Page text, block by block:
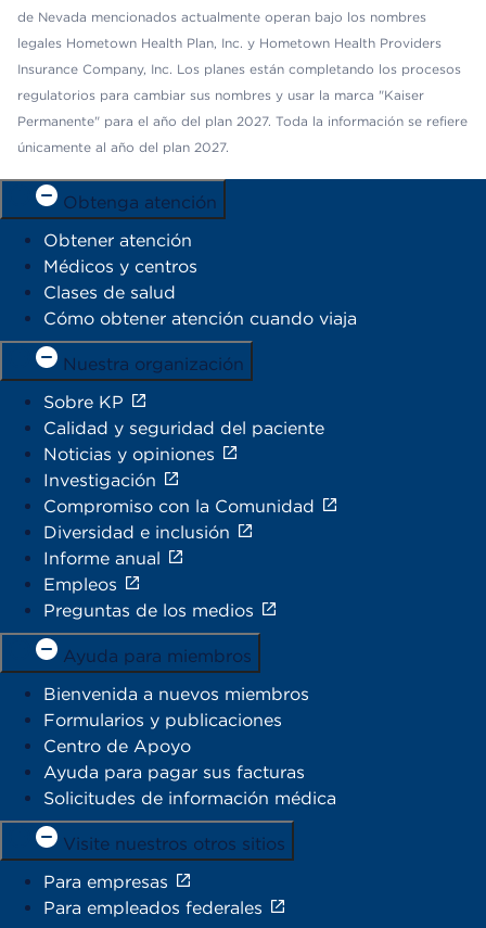
de Nevada mencionados actualmente operan bajo los nombres
legales Hometown Health Plan, Inc. y Hometown Health Providers
Insurance Company, Inc. Los planes están completando los procesos
regulatorios para cambiar sus nombres y usar la marca "Kaiser
Permanente" para el año del plan 2027. Toda la información se refiere
únicamente al año del plan 2027.
Obtenga atención
Obtener atención
Médicos y centros
Clases de salud
Cómo obtener atención cuando viaja
Nuestra organización
Sobre KP
Calidad y seguridad del paciente
Noticias y opiniones
Investigación
Compromiso con la Comunidad
Diversidad e inclusión
Informe anual
Empleos
Preguntas de los medios
Ayuda para miembros
Bienvenida a nuevos miembros
Formularios y publicaciones
Centro de Apoyo
Ayuda para pagar sus facturas
Solicitudes de información médica
Visite nuestros otros sitios
Para empresas
Para empleados federales